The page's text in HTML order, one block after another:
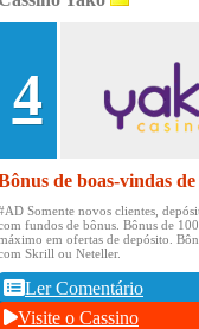
4
de boas-vindas
Somente novos clientes,
fundos de bônus. Bônus de
em ofertas de depósito.
Skrill ou Neteller.
Ler Comentário
Visite o Cassino